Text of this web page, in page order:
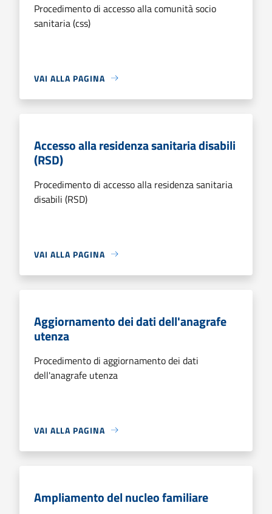
Procedimento di accesso alla comunità socio
sanitaria (css)
VAI ALLA PAGINA
Accesso alla residenza sanitaria disabili
(RSD)
Procedimento di accesso alla residenza sanitaria
disabili (RSD)
VAI ALLA PAGINA
Aggiornamento dei dati dell'anagrafe
utenza
Procedimento di aggiornamento dei dati
dell'anagrafe utenza
VAI ALLA PAGINA
Ampliamento del nucleo familiare